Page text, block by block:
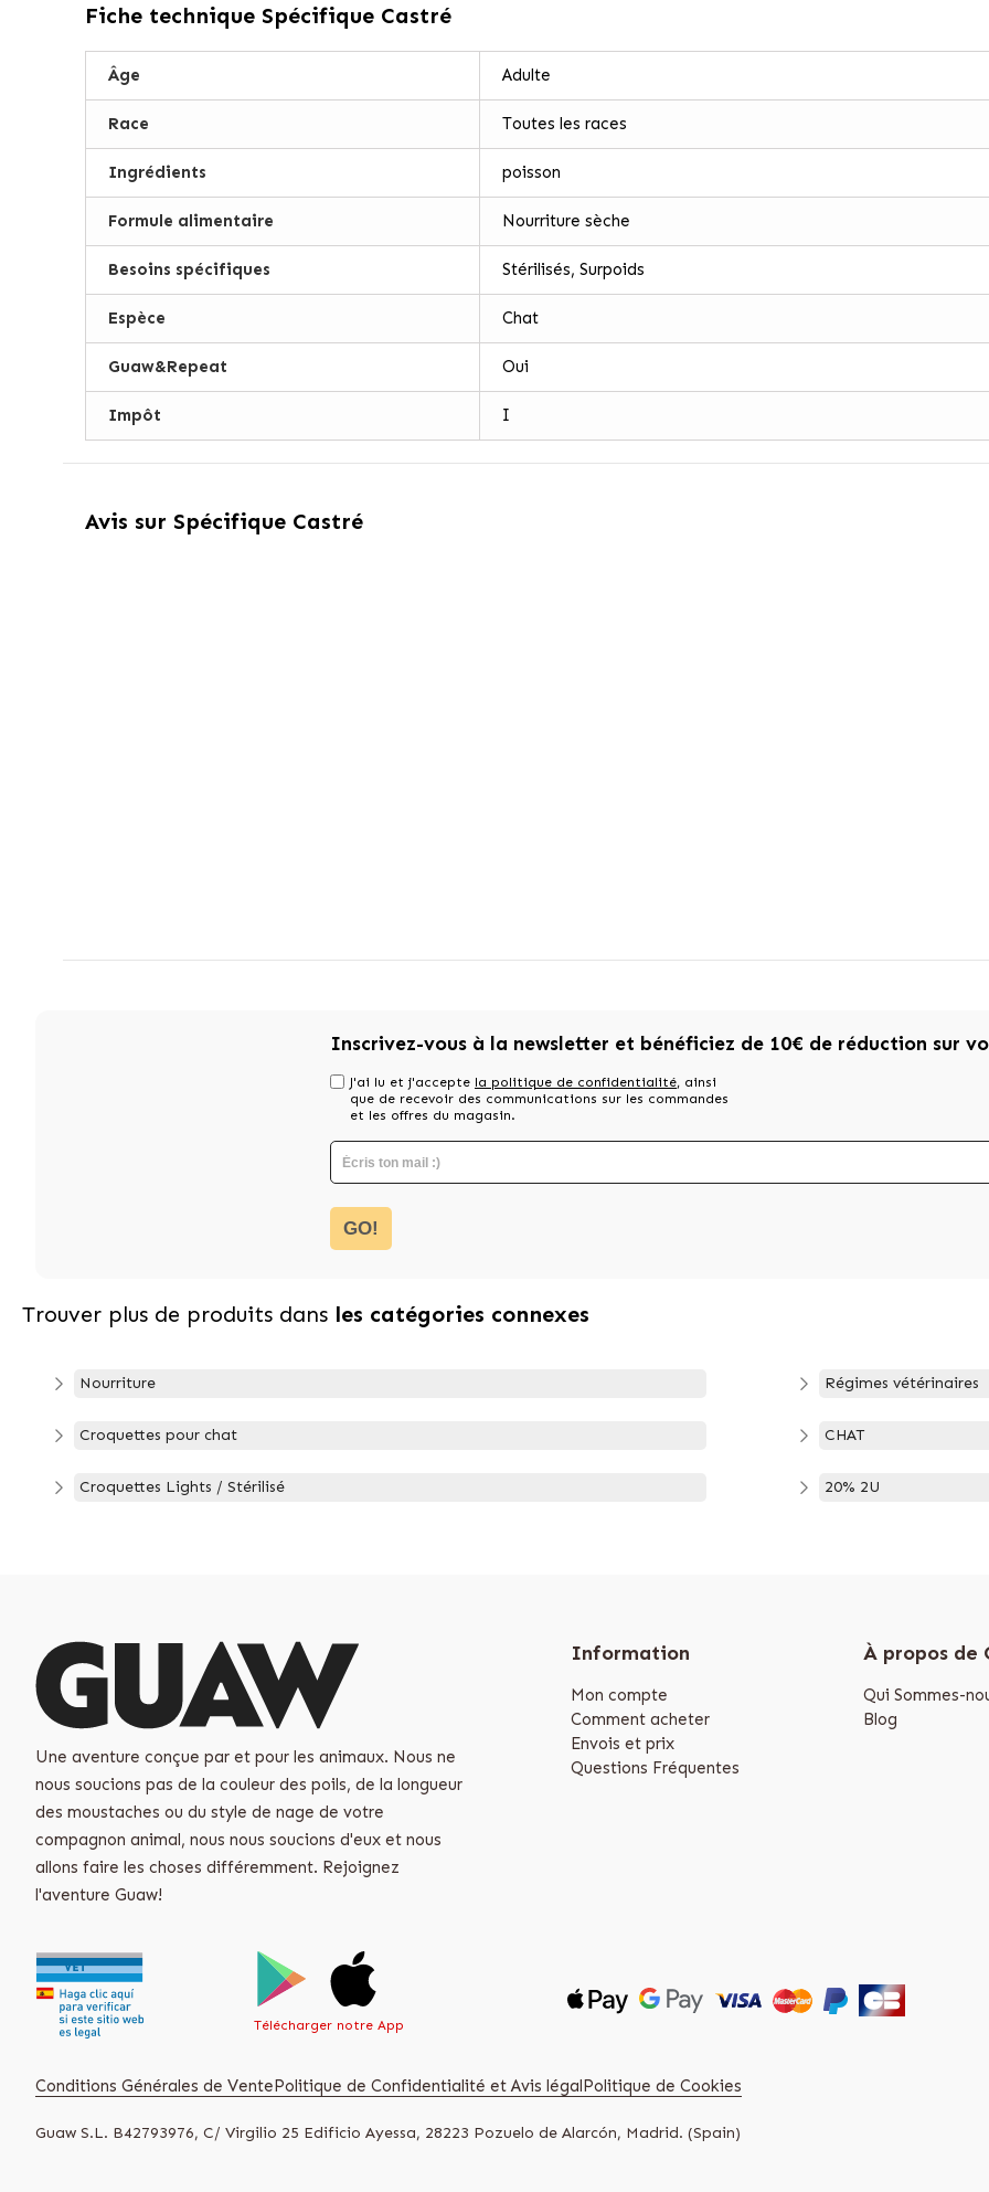
Fiche technique Spécifique Castré
Âge Adulte
Race Toutes les races
Ingrédients poisson
Formule alimentaire Nourriture sèche
Besoins spécifiques Stérilisés, Surpoids
Espèce Chat
Guaw&Repeat Oui
Impôt I
Avis sur Spécifique Castré
Inscrivez-vous à la newsletter et bénéficiez de 10€ de réduction sur
J'ai lu et j'accepte la politique de confidentialité, ainsi
que de recevoir des communications sur les commandes
et les offres du magasin.
GO!
Trouver plus de produits dans les catégories connexes
Nourriture
Croquettes pour chat
Croquettes Lights / Stérilisé
Régimes vétérinaires
CHAT
20% 2U
Une aventure conçue par et pour les animaux. Nous ne
nous soucions pas de la couleur des poils, de la longueur
des moustaches ou du style de nage de votre
compagnon animal, nous nous soucions d'eux et nous
allons faire les choses différemment. Rejoignez
l'aventure Guaw!
Information
Mon compte
Comment acheter
Envois et prix
Questions Fréquentes
À propos de
Qui Sommes-
Blog
Télécharger notre App
Conditions Générales de Vente Politique de Confidentialité et Avis légal Politique de Cookies
Guaw S.L. B42793976, C/ Virgilio 25 Edificio Ayessa, 28223 Pozuelo de Alarcón, Madrid. (Spain)